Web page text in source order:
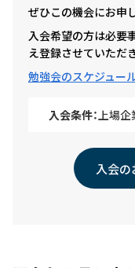
ぜひこの機会にお申
入会希望の方は必要
え登録させていただ
勉強会のスケジュー
入会条件：上場企
入会